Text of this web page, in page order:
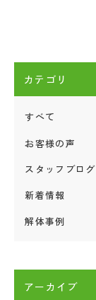
カテゴリ
すべて
お客様の声
スタッフブログ
新着情報
解体事例
アーカイブ